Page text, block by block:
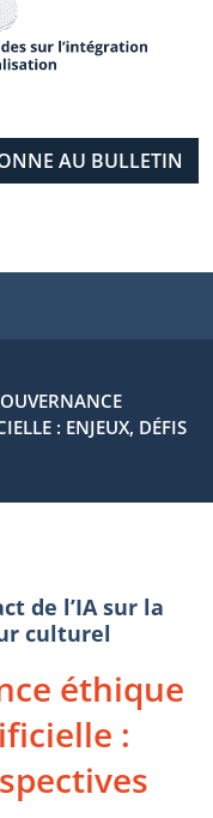
: ENJEUX, DÉFIS
de l’IA sur la
culturel
éthique
: